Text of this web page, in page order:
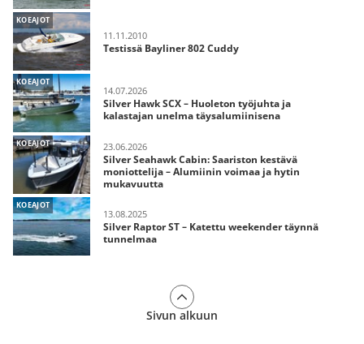
KOEAJOT
11.11.2010
Testissä Bayliner 802 Cuddy
KOEAJOT
14.07.2026
Silver Hawk SCX – Huoleton työjuhta ja
kalastajan unelma täysalumiinisena
KOEAJOT 23.06.2026
Silver Seahawk Cabin: Saariston kestävä
moniottelija – Alumiinin voimaa ja hytin
mukavuutta
KOEAJOT
13.08.2025
Silver Raptor ST – Katettu weekender täynnä
tunnelmaa
Sivun alkuun